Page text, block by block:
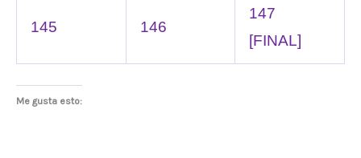
145 146
147
[FINAL]
Me gusta esto: